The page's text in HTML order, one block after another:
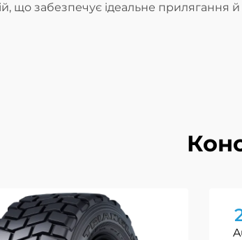
що забезпечує ідеальне прилягання й